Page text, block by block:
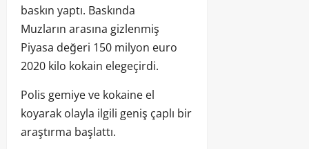
baskın yaptı. Baskında
Muzların arasına gizlenmiş
Piyasa değeri 150 milyon euro
2020 kilo kokain elegeçirdi.
Polis gemiye ve kokaine el
koyarak olayla ilgili geniş çaplı bir
araştırma başlattı.